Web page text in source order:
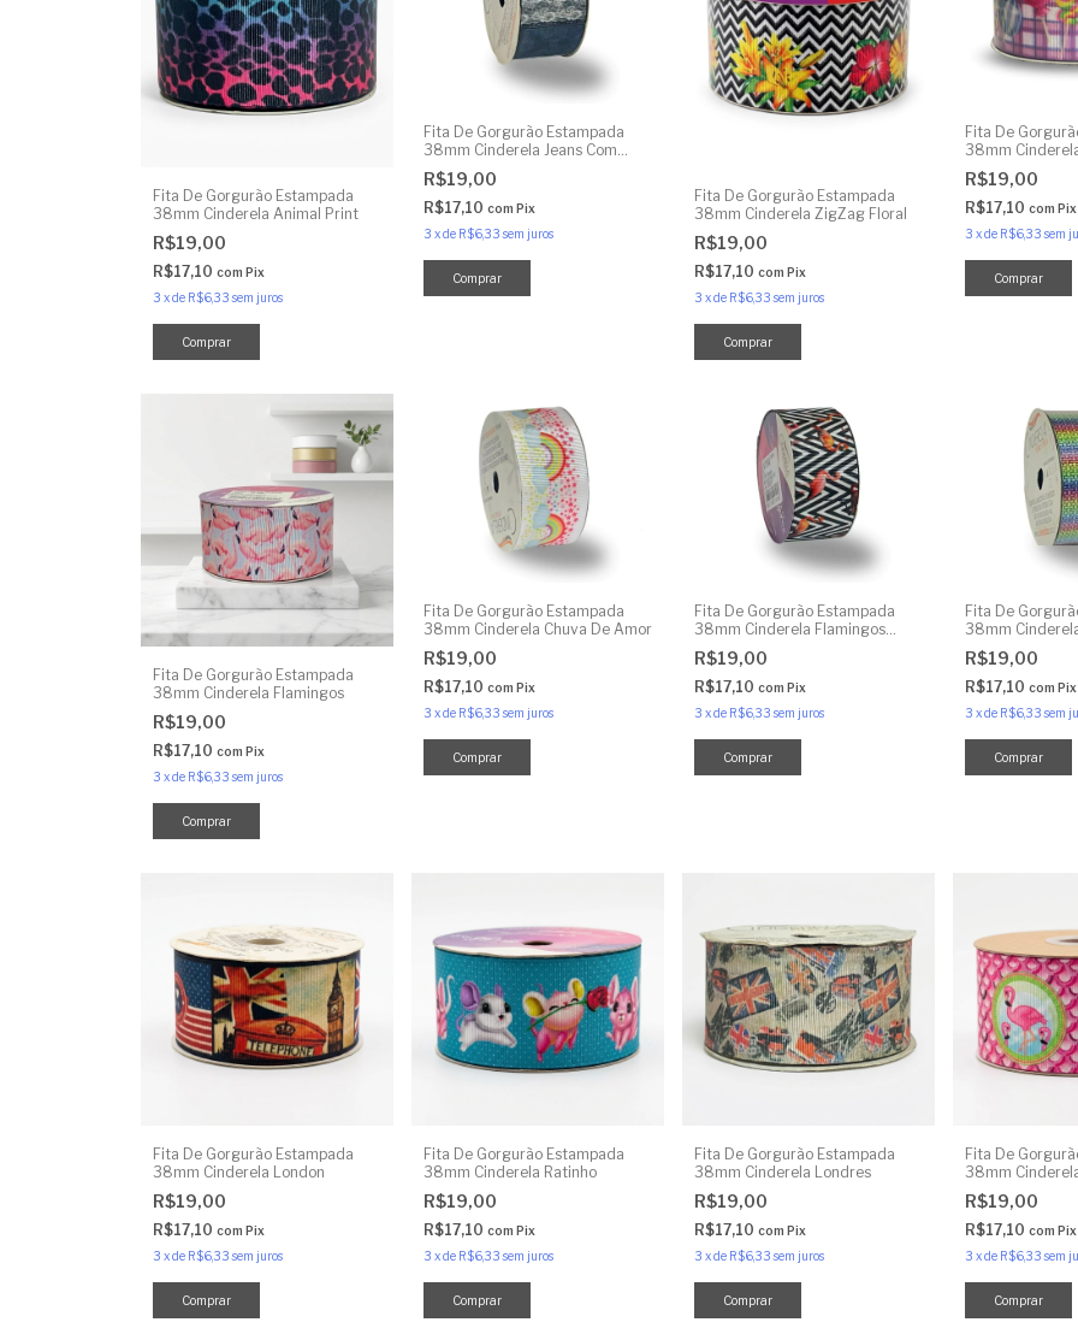
Fita De Gorgurão Estampada
38mm Cinderela Animal Print
R$19,00
R$17,10 com Pix
3 xde R$6,33 sem juros
Fita De Gorgurão Estampada
38mm Cinderela Jeans Com
Renda
R$19,00
R$17,10 com Pix
3 xde R$6,33 sem juros
Fita De Gorgurão Estampada
38mm Cinderela ZigZag Floral
R$19,00
R$17,10 com Pix
3 xde R$6,33 sem juros
Fita De
38mm
Pirulitos
R$19,00
R$17,10 com Pix
3 xde R$6,33 sem
Fita De Gorgurão Estampada
38mm Cinderela Flamingos
R$19,00
R$17,10 com Pix
3 xde R$6,33 sem juros
Fita De Gorgurão Estampada
38mm Cinderela Chuva De Amor
R$19,00
R$17,10 com Pix
3 xde R$6,33 sem juros
Fita De Gorgurão Estampada
38mm Cinderela Flamingos
Zigzag
R$19,00
R$17,10 com Pix
3 xde R$6,33 sem juros
Fita De
38mm
Crochê
R$19,00
R$17,10 com Pix
3 xde R$6,33 sem
Fita De Gorgurão Estampada
38mm Cinderela London
R$19,00
R$17,10 com Pix
3 xde R$6,33 sem juros
Fita De Gorgurão Estampada
38mm Cinderela Ratinho
R$19,00
R$17,10 com Pix
3 xde R$6,33 sem juros
Fita De Gorgurão Estampada
38mm Cinderela Londres
R$19,00
R$17,10 com Pix
3 xde R$6,33 sem juros
Fita De
38mm
R$19,00
R$17,10 com Pix
3 xde R$6,33 sem